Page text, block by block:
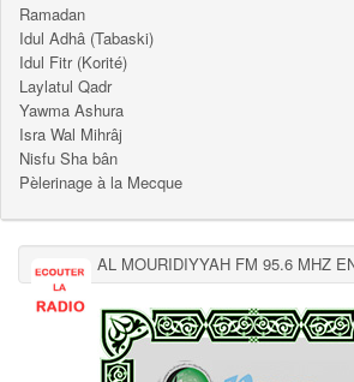
Ramadan
Idul Adhâ (Tabaski)
Idul Fitr (Korité)
Laylatul Qadr
Yawma Ashura
Isra Wal Mihrâj
Nisfu Sha bân
Pèlerinage à la Mecque
AL MOURIDIYYAH FM 95.6 MHZ